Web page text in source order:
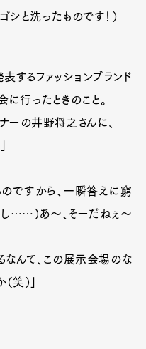
シと洗ったものです！）
するファッションブランド
行ったときのこと。
ーの井野将之さんに、
ですから、一瞬答えに窮
し……）あ〜、そーだねぇ〜
なんて、この展示会場のな
笑）」